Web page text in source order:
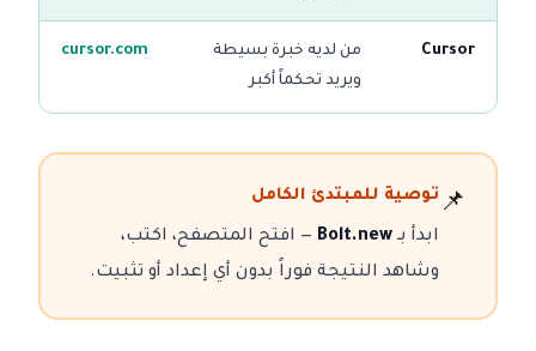
Cursor
من لديه خبرة بسيطة
ويريد تحكماً أكبر
cursor.com
📌 توصية للمبتدئ الكامل
ابدأ بـBolt.new — افتح المتصفح، اكتب،
وشاهد النتيجة فوراً بدون أي إعداد أو تثبيت.